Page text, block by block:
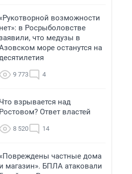
«Рукотворной возможности
нет»: в Росрыболовстве
что медузы в
море останутся на
9 773 4
Что взрывается над
Ростовом? Ответ властей
8 520 14
«Повреждены частные дома
и магазин». БПЛА атаковали